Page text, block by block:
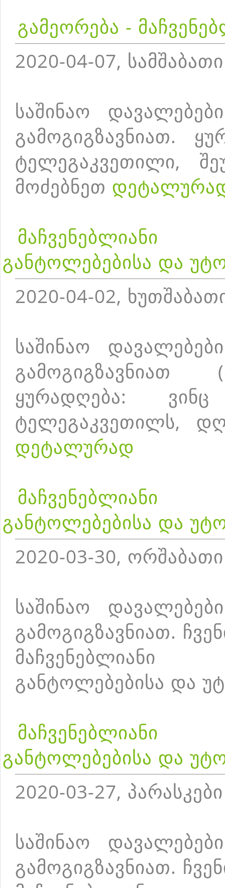
გამეორება -
2020-04-07, სამშაბათი
საშინაო
გამოგიგზავნიათ.
ტელეგაკვეთილი,
მოძებნეთ
განტოლებებისა და
2020-04-02,
საშინაო
გამოგიგზავნიათ
ყურადღება:
ტელეგაკვეთილს,
დეტალურად
განტოლებებისა და
2020-03-30, ორშაბათი
საშინაო
გამოგიგზავნიათ.
განტოლებებისა და
განტოლებებისა და
2020-03-27, პარასკები
საშინაო
გამოგიგზავნიათ.